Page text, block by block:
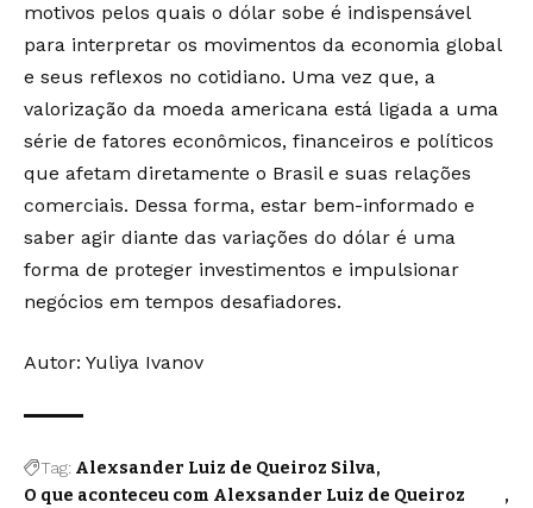
motivos pelos quais o dólar sobe é indispensável
para interpretar os movimentos da economia global
e seus reflexos no cotidiano. Uma vez que, a
valorização da moeda americana está ligada a uma
série de fatores econômicos, financeiros e políticos
que afetam diretamente o Brasil e suas relações
comerciais. Dessa forma, estar bem-informado e
saber agir diante das variações do dólar é uma
forma de proteger investimentos e impulsionar
negócios em tempos desafiadores.
Autor: Yuliya Ivanov
Tag: Alexsander Luiz de Queiroz Silva
O que aconteceu com Alexsander Luiz de Queiroz